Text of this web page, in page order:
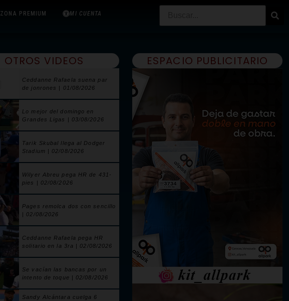
ZONA PREMIUM MI CUENTA
OTROS VIDEOS
Ceddanne Rafaela suena par
de jonrones | 01/08/2026
Lo mejor del domingo en
Grandes Ligas | 03/08/2026
Tarik Skubal llega al Dodger
Stadium | 02/08/2026
Wilyer Abreu pega HR de 431-
pies | 02/08/2026
Pages remolca dos con sencillo
| 02/08/2026
Ceddanne Rafaela pega HR
solitario en la 3ra | 02/08/2026
Se vacían las bancas por un
intento de toque | 02/08/2026
Sandy Alcántara cuelga 6
ESPACIO PUBLICITARIO